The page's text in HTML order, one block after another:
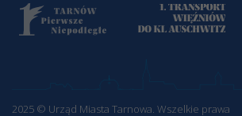
2025 © Urząd Miasta Tarnowa. Wszelkie prawa